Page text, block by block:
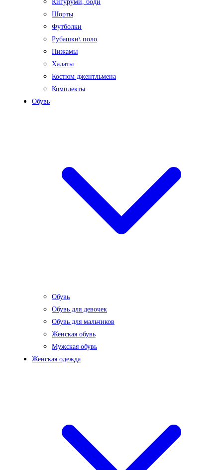
Кигуруми, боди
Шорты
Футболки
Рубашки\ поло
Пижамы
Халаты
Костюм джентльмена
Комплекты
Обувь
Обувь
Обувь для девочек
Обувь для мальчиков
Женская обувь
Мужская обувь
Женская одежда